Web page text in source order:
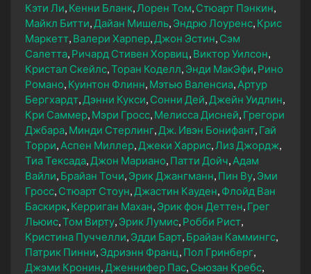
Кэти Ли Кенни Бланк Лорен Том Стюарт Пэнкин
Майкл Битти Дайан Мишель Эндрю Лоуренс Крис
Маркетт Валери Харпер Джон Эстин Сэм
Салетта Ричард Стивен Хорвиц Виктор Уилсон
Кристал Скейлс Торан Коделл Энди МакЭфи Рино
Романо Куинтон Флинн Мэтью Валенсиа Артур
Бергхардт Дэнни Кукси Сонни Дей Джейн Уидлин
Кри Саммер Мэри Гросс Мелисса Дисней Грегори
Джбара Минди Стерлинг Дж. Ивэн Бонифант Гай
Торри Аспен Миллер Джеки Харрис Лиз Джордж
Тиа Тексада Джон Мариано Патти Дойч Адам
Вайли Брайан Точи Эрик Джангманн Пин Ву Эми
Гросс Стюарт Стоун Джастин Кауден Флойд Ван
Баскирк Керриган Махан Эрик фон Деттен Грег
Льюис Том Вирту Эрик Лумис Робби Рист
Кристина Пуччелли Эдди Барт Брайан Каммингс
Патрик Пинни Эдриэнн Франц Пол Гринберг
Джэми Кронин Дженнифер Пас Сьюзан Кребс